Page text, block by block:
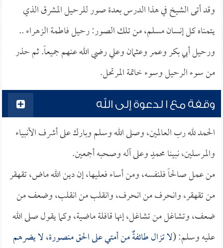
وقد أتى الشيخ في هذا الدرس بعدة صور للرحيل المشرق الذي
يتمناه كل إنسان مسلم، من تلك الصور: رحيل فاطمة الزهراء ..
ورحيل أبي بكر وعمر وعثمان وعلي رضي الله عنهم جميعاً. ثم حذر
من سوء الرحيل وسوء خاتمة المرتحل.
وقفة مع ا لدعوة إلى الله
الحمد لله رب العالمين، وصلى الله وسلم وبارك على أشرف الأنبياء
والمرسلين، نبينا محمدٍ وعلى آله وصحبه أجمعين.
من عمل صالحاً فلنفسه، ومن أساء فعليها، إن دين الله ماض، تقهقر
من تقهقر، وانحرف من انحرف، وانقلب من انقلب، وضعف من
ضعف، وتشاغل من تشاغل، إنها قافلة ماضية، وكما يقول صلى الله
عليه وسلم: (لا تزال طائفةٌ من أمتي على الحق منصورة، لا يضرهم